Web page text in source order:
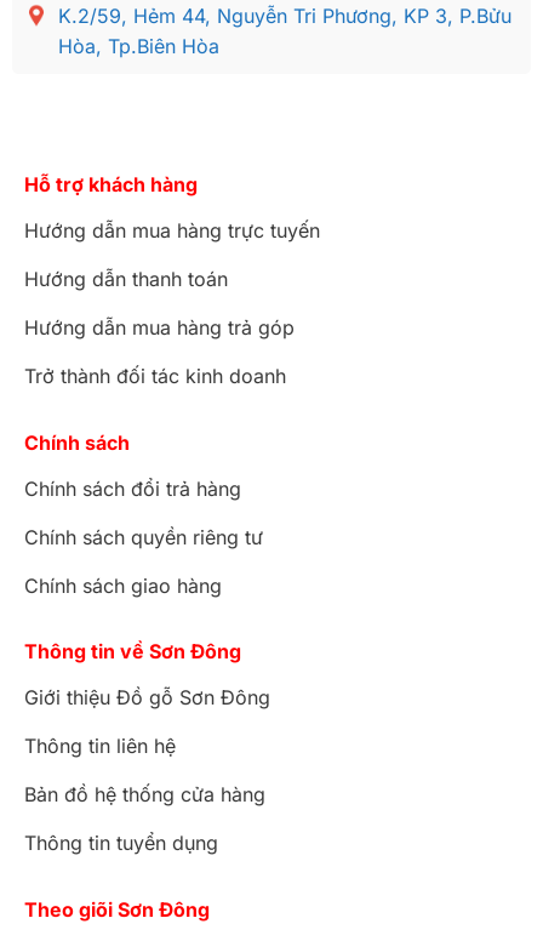
K.2/59, Hẻm 44, Nguyễn Tri Phương, KP 3, P.Bửu
Hòa, Tp.Biên Hòa
Hỗ trợ khách hàng
Hướng dẫn mua hàng trực tuyến
Hướng dẫn thanh toán
Hướng dẫn mua hàng trả góp
Trở thành đối tác kinh doanh
Chính sách
Chính sách đổi trả hàng
Chính sách quyền riêng tư
Chính sách giao hàng
Thông tin về Sơn Đông
Giới thiệu Đồ gỗ Sơn Đông
Thông tin liên hệ
Bản đồ hệ thống cửa hàng
Thông tin tuyển dụng
Theo giõi Sơn Đông